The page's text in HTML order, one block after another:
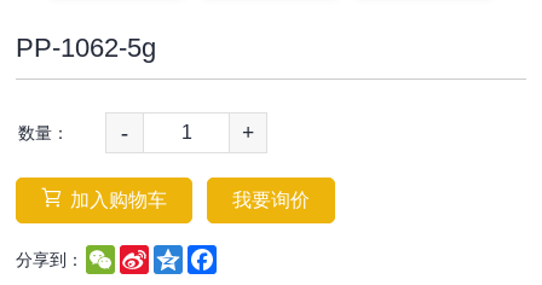
PP-1062-5g
数量： - +
加入购物车 我要询价
分享到： WeChat
Sina
Weibo
Qzone